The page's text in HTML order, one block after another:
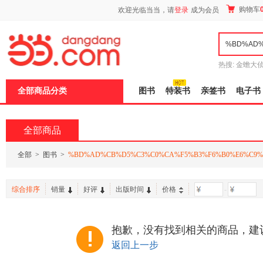
欢迎光临当当，请登录 成为会员 购物车
热搜: 金蟾大
全部商品分类 图书 特装书 亲签书 电子书
全部商品
全部 > 图书 >
综合排序 销量 好评 出版时间 价格 -
抱歉，没有找到相关的商品，
返回上一步
页
加